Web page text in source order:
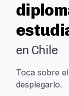
en Chile
Toca sobre
desplegarlo.